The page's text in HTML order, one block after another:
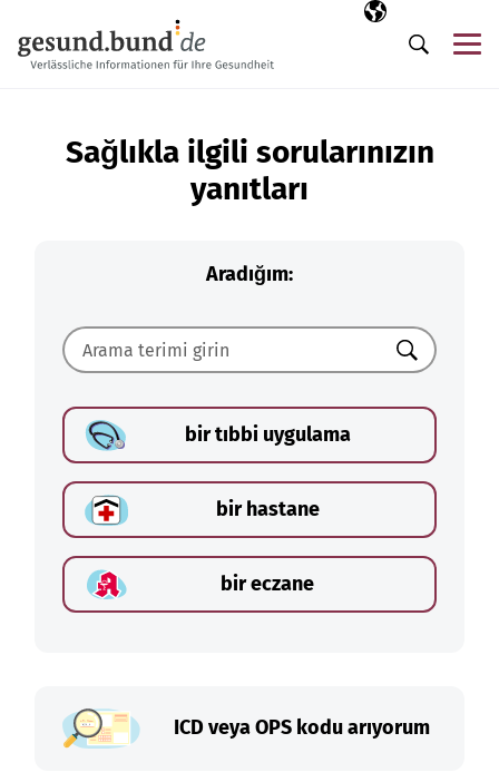
Seçili dil
TR
Arama
Sağlıkla ilgili sorularınızın
yanıtları
Aradığım:
Ara
bir tıbbi uygulama
bir hastane
bir eczane
ICD veya OPS kodu arıyorum